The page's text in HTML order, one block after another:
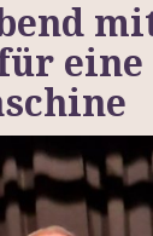
eine